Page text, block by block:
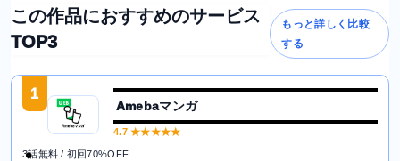
この作品におすすめのサービス
TOP3
もっと詳しく比較
する
1
Amebaマンガ
4.7★★★★★
3話無料 / 初回70%OFF